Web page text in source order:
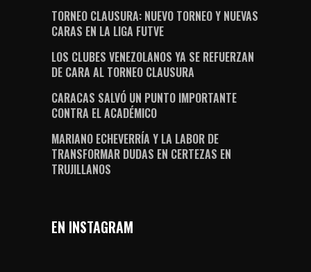
TORNEO CLAUSURA: NUEVO TORNEO Y NUEVAS
CARAS EN LA LIGA FUTVE
LOS CLUBES VENEZOLANOS YA SE REFUERZAN
DE CARA AL TORNEO CLAUSURA
CARACAS SALVÓ UN PUNTO IMPORTANTE
CONTRA EL ACADÉMICO
MARIANO ECHEVERRÍA Y LA LABOR DE
TRANSFORMAR DUDAS EN CERTEZAS EN
TRUJILLANOS
EN INSTAGRAM